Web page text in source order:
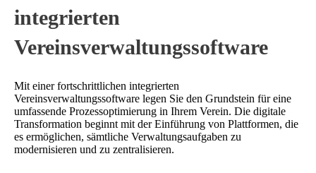
integrierten
Vereinsverwaltungssoftware
Mit einer fortschrittlichen integrierten
Vereinsverwaltungssoftware legen Sie den Grundstein für eine
umfassende Prozessoptimierung in Ihrem Verein. Die digitale
Transformation beginnt mit der Einführung von Plattformen, die
es ermöglichen, sämtliche Verwaltungsaufgaben zu
modernisieren und zu zentralisieren.